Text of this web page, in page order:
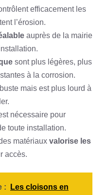
efficacement les
l’érosion.
auprès de la mairie
sont plus légères, plus
à la corrosion.
mais est plus lourd à
nécessaire pour
toute installation.
matériaux valorise les
accès.
:
Les cloisons en